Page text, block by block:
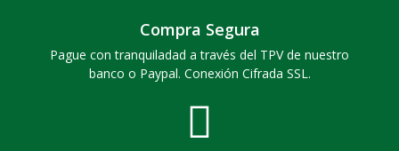
Compra Segura
Pague con tranquiladad a través del TPV de nuestro
banco o Paypal. Conexión Cifrada SSL.